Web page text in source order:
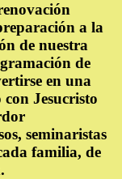
a la
de nuestra
de
en una
Jesucristo
seminaristas
familia, de